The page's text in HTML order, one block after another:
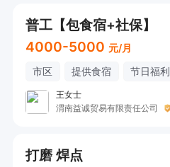
普工【包食宿+社保】
4000-5000 元/月
市区 提供食宿 节日福利
王女士
渭南益诚贸易有限责任公司
打磨 焊点